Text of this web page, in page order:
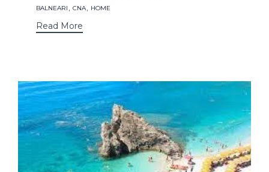
Tags
BALNEARI , CNA, HOME
Read More